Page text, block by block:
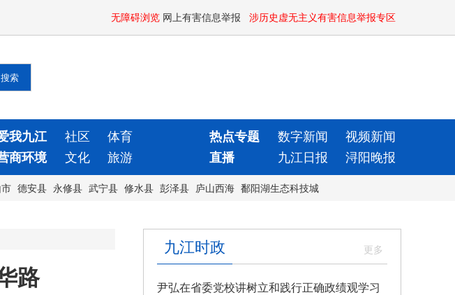
无障碍浏览 网上有害信息举报 涉历史虚无主义有害信息举报专区
我九江 社区 体育 热点专题 数字新闻
视频新闻
商环境 文化 旅游 直播 九江日报 浔阳晚报
德安县 永修县 武宁县 修水县 彭泽县 庐山西海 鄱阳湖生态科技城
路
九江时政
尹弘在省委党校讲树立和践行正确政绩观学习